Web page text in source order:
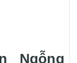
Ngỗng